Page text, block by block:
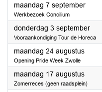
maandag 7 september2026
Werkbezoek Concilium
donderdag 3 september2026
Vooraankondiging Tour de Horeca
maandag 24 augustus2026
Opening Pride Week Zwolle
maandag 17 augustus2026
Zomerreces (geen raadsplein)